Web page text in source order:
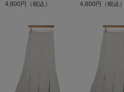
4,800円（税込） 4,800円（税込）